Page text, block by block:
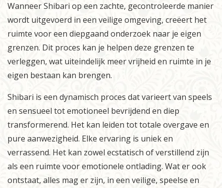
Wanneer Shibari op een zachte, gecontroleerde manier
wordt uitgevoerd in een veilige omgeving, creëert het
ruimte voor een diepgaand onderzoek naar je eigen
grenzen. Dit proces kan je helpen deze grenzen te
verleggen, wat uiteindelijk meer vrijheid en ruimte in je
eigen bestaan kan brengen.
Shibari is een dynamisch proces dat varieert van speels
en sensueel tot emotioneel bevrijdend en diep
transformerend. Het kan leiden tot totale overgave en
pure aanwezigheid. Elke ervaring is uniek en
verrassend. Het kan zowel ecstatisch of verstillend zijn
als een ruimte voor emotionele ontlading. Wat er ook
ontstaat, alles mag er zijn, in een veilige, speelse en